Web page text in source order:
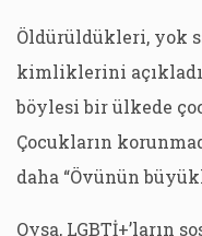
Öldürüldükleri, yok
kimliklerini
böylesi bir ülkede
Çocukların
daha “Övünün
Oysa, LGBTİ+’ların